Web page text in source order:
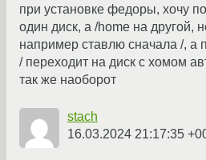
при установке федоры, хочу
один диск, а /home на другой,
например ставлю сначала /, а
/ переходит на диск с хомом
так же наоборот
stach
16.03.2024 21:17:35